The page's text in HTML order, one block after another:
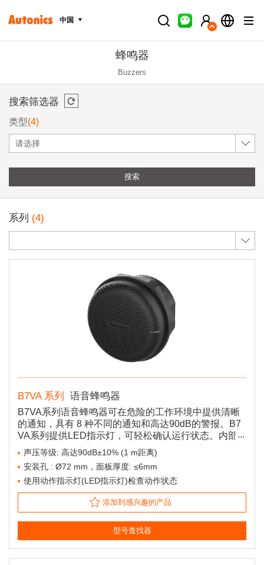
中国
蜂鸣器
Buzzers
搜索筛选器
类型(4)
请选择
搜索
系列 (4)
B7VA 系列 语音蜂鸣器
B7VA系列语音蜂鸣器可在危险的工作环境中提供清晰
的通知，具有 8 种不同的通知和高达90dB的警报。B7
VA系列提供LED指示灯，可轻松确认运行状态。内部
和外部存储类型可用于各种应用程序。
声压等级: 高达90dB±10% (1 m距离)
安装孔 : Ø72 mm，面板厚度: ≤6mm
使用动作指示灯(LED指示灯)检查动作状态
添加到感兴趣的产品
型号查找器